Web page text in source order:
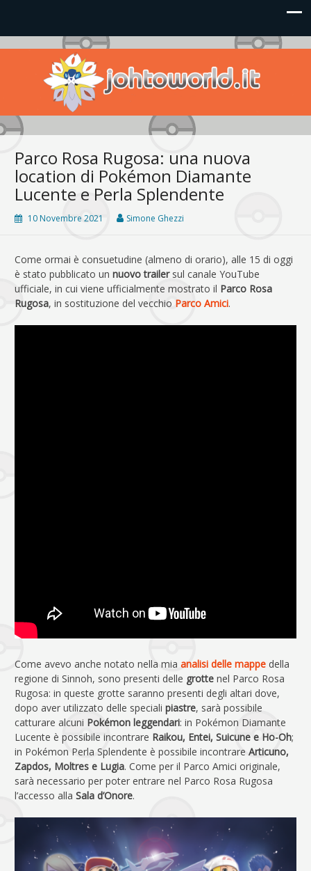
Johto World
Le novità più frizzanti dall'universo Pokémon e Nintendo
Parco Rosa Rugosa: una nuova
location di Pokémon Diamante
Lucente e Perla Splendente
10 Novembre 2021 Simone Ghezzi
Come ormai è consuetudine (almeno di orario), alle 15 di oggi
è stato pubblicato un nuovo trailersul canale YouTube
ufficiale, in cui viene ufficialmente mostrato il Parco Rosa
Rugosa, in sostituzione del vecchio Parco Amici.
Come avevo anche notato nella mia analisi delle mappe della
regione di Sinnoh, sono presenti delle grotte nel Parco Rosa
Rugosa: in queste grotte saranno presenti degli altari dove,
dopo aver utilizzato delle speciali piastre, sarà possibile
catturare alcuni Pokémon leggendari: in Pokémon Diamante
Lucente è possibile incontrare Raikou, Entei, Suicune e Ho-Oh;
in Pokémon Perla Splendente è possibile incontrare Articuno,
Zapdos, Moltres e Lugia. Come per il Parco Amici originale,
sarà necessario per poter entrare nel Parco Rosa Rugosa
l’accesso alla Sala d’Onore.